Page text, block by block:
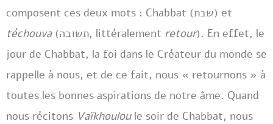
composent ces deux mots : Chabbat (שבת) et
téchouva
(תשובה, littéralement retour). En effet, le
jour de Chabbat, la foi dans le Créateur du monde se
rappelle à nous, et de ce fait, nous « retournons » à
toutes les bonnes aspirations de notre âme. Quand
nous récitons Vaïkhouloule soir de Chabbat, nous